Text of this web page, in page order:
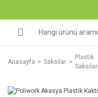
Anasayfa Saksılar
Plastik
Saksılar